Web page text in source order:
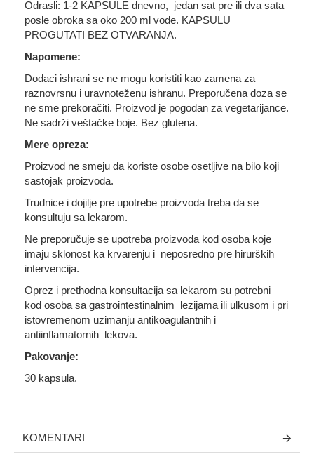
Odrasli: 1-2 KAPSULE dnevno, jedan sat pre ili dva sata
posle obroka sa oko 200 ml vode. KAPSULU
PROGUTATI BEZ OTVARANJA.
Napomene:
Dodaci ishrani se ne mogu koristiti kao zamena za
raznovrsnu i uravnoteženu ishranu. Preporučena doza se
ne sme prekoračiti. Proizvod je pogodan za vegetarijance.
Ne sadrži veštačke boje. Bez glutena.
Mere opreza:
Proizvod ne smeju da koriste osobe osetljive na bilo koji
sastojak proizvoda.
Trudnice i dojilje pre upotrebe proizvoda treba da se
konsultuju sa lekarom.
Ne preporučuje se upotreba proizvoda kod osoba koje
imaju sklonost ka krvarenju i neposredno pre hirurških
intervencija.
Oprez i prethodna konsultacija sa lekarom su potrebni
kod osoba sa gastrointestinalnim lezijama ili ulkusom i pri
istovremenom uzimanju antikoagulantnih i
antiinflamatornih lekova.
Pakovanje:
30 kapsula.
KOMENTARI